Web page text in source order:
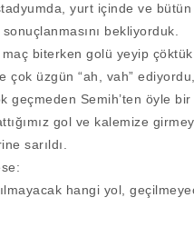
yurt içinde ve
bekliyorduk.
biterken golü yeyip çöktük
çok üzgün “ah, vah”
geçmeden Semih’ten öyle
gol ve kalemize
sarıldı.
hangi yol,